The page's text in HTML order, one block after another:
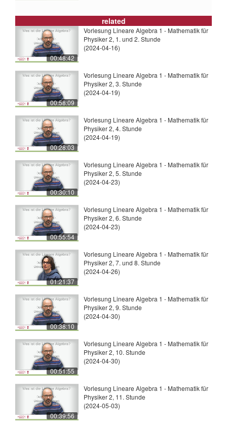
related
00:48:42
Vorlesung Lineare Algebra 1 - Mathematik für
Physiker 2, 1. und 2. Stunde
(2024-04-16)
00:58:09
Vorlesung Lineare Algebra 1 - Mathematik für
Physiker 2, 3. Stunde
(2024-04-19)
00:28:03
Vorlesung Lineare Algebra 1 - Mathematik für
Physiker 2, 4. Stunde
(2024-04-19)
00:30:10
Vorlesung Lineare Algebra 1 - Mathematik für
Physiker 2, 5. Stunde
(2024-04-23)
00:55:54
Vorlesung Lineare Algebra 1 - Mathematik für
Physiker 2, 6. Stunde
(2024-04-23)
01:21:37
Vorlesung Lineare Algebra 1 - Mathematik für
Physiker 2, 7. und 8. Stunde
(2024-04-26)
00:38:10
Vorlesung Lineare Algebra 1 - Mathematik für
Physiker 2, 9. Stunde
(2024-04-30)
00:51:55
Vorlesung Lineare Algebra 1 - Mathematik für
Physiker 2, 10. Stunde
(2024-04-30)
00:39:56
Vorlesung Lineare Algebra 1 - Mathematik für
Physiker 2, 11. Stunde
(2024-05-03)